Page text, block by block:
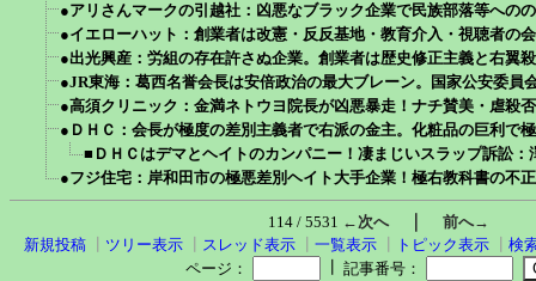
●アリさんマークの引越社：凶悪なブラック企業で民族部落等への
●イエローハット：創業者は改憲・反反基地・教育介入・視聴者の
●出光興産：労組の存在許さぬ企業。創業者は歴史修正主義と右翼
●JR東海：葛西名誉会長は安倍政治の最大ブレーン。国家公安委員
●高須クリニック：金満ネトウヨ院長が凶悪暴走！ナチ賛美・虐殺
●ＤＨＣ：会長が極度の差別主義者で右派の金主。化粧品の巨利で
■ＤＨＣはデマとヘイトのカンパニー！凄まじいスラップ訴訟：
●フジ住宅：岸和田市の極悪差別ヘイト大手企業！極右教科書の不
114 / 5531 ←次へ｜ 前へ→
新規投稿
ツリー表示 スレッド表示 一覧表示 トピック表示
検
ページ：
記事番号：